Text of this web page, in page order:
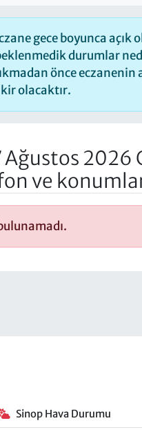
gece boyunca açık
durumlar
önce eczanenin
olacaktır.
2026
ve
Sinop Hava Durumu